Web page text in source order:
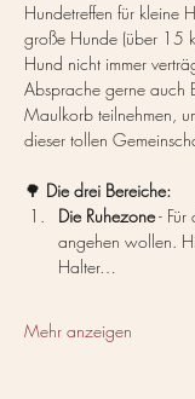
Hundetreffen für kleine
große Hunde (über 15
Hund nicht immer
Absprache gerne auch
Maulkorb teilnehmen,
dieser tollen
🌳 Die drei Bereiche:
Die Ruhezone - Für
angehen wollen.
Halter…
Mehr anzeigen